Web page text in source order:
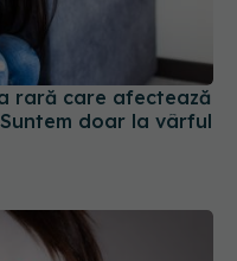
rară care afectează
doar la vârful